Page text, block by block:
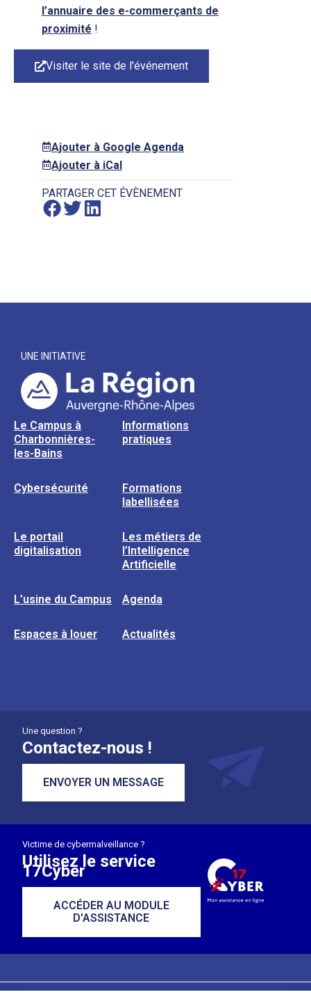
l’annuaire des e-commerçants de
proximité !
Visiter le site de l'événement
Ajouter à Google Agenda
Ajouter à iCal
PARTAGER CET ÉVÈNEMENT
UNE INITIATIVE
Le Campus à
Charbonnières-
les-Bains
Informations
pratiques
Cybersécurité
Formations
labellisées
Le portail
digitalisation
Les métiers de
l’Intelligence
Artificielle
L’usine du Campus Agenda
Espaces à louer Actualités
Une question ?
Contactez-nous !
ENVOYER UN MESSAGE
Victime de cybermalveillance ?
Utilisez le service
17Cyber
ACCÉDER AU MODULE
D'ASSISTANCE